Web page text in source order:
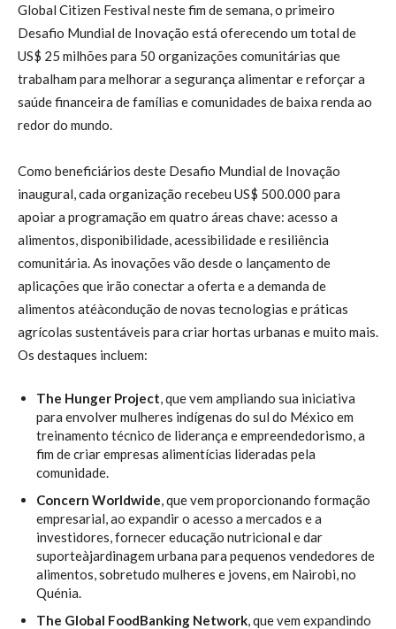
Global Citizen Festival neste fim de semana, o primeiro
Desafio Mundial de Inovação está oferecendo um total de
US$ 25 milhões para 50 organizações comunitárias que
trabalham para melhorar a segurança alimentar e reforçar a
saúde financeira de famílias e comunidades de baixa renda ao
redor do mundo.
Como beneficiários deste Desafio Mundial de Inovação
inaugural, cada organização recebeu US$ 500.000 para
apoiar a programação em quatro áreas chave: acesso a
alimentos, disponibilidade, acessibilidade e resiliência
comunitária. As inovações vão desde o lançamento de
aplicações que irão conectar a oferta e a demanda de
alimentos atéàcondução de novas tecnologias e práticas
agrícolas sustentáveis para criar hortas urbanas e muito mais.
Os destaques incluem:
The Hunger Project, que vem ampliando sua iniciativa
para envolver mulheres indígenas do sul do México em
treinamento técnico de liderança e empreendedorismo, a
fim de criar empresas alimentícias lideradas pela
comunidade.
Concern Worldwide, que vem proporcionando formação
empresarial, ao expandir o acesso a mercados e a
investidores, fornecer educação nutricional e dar
suporteàjardinagem urbana para pequenos vendedores de
alimentos, sobretudo mulheres e jovens, em Nairobi, no
Quénia.
The Global FoodBanking Network, que vem expandindo